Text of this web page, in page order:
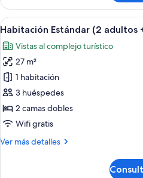
Estándar
(2
adultos)
Abrir
todas
las
fotos
de
Habitación
Estándar
(2
adultos
+
9
Habitación Estándar (2 adultos
Vistas al complejo turístico
27 m²
1 habitación
3 huéspedes
2 camas dobles
Wifi gratis
Ver más detalles
Más